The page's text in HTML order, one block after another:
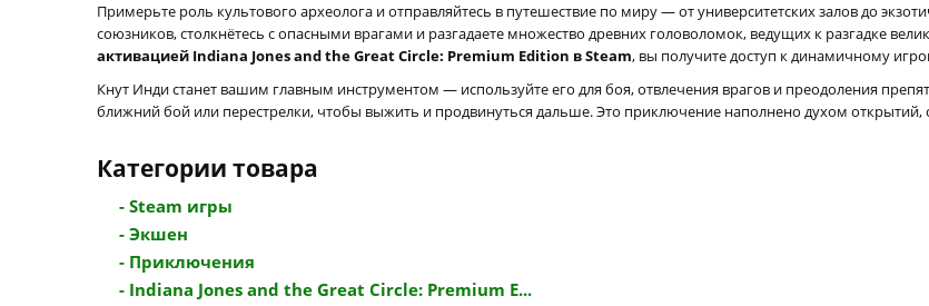
Примерьте роль культового археолога и отправляйтесь в путешествие по миру — от университетских залов до
союзников, столкнётесь с опасными врагами и разгадаете множество древних головоломок, ведущих к разгадке
активацией Indiana Jones and the Great Circle: Premium Edition в Steam, вы получите доступ к динамичному
Кнут Инди станет вашим главным инструментом — используйте его для боя, отвлечения врагов и преодоления
ближний бой или перестрелки, чтобы выжить и продвинуться дальше. Это приключение наполнено духом
Категории товара
- Steam игры
- Экшен
- Приключения
- Indiana Jones and the Great Circle: Premium E...